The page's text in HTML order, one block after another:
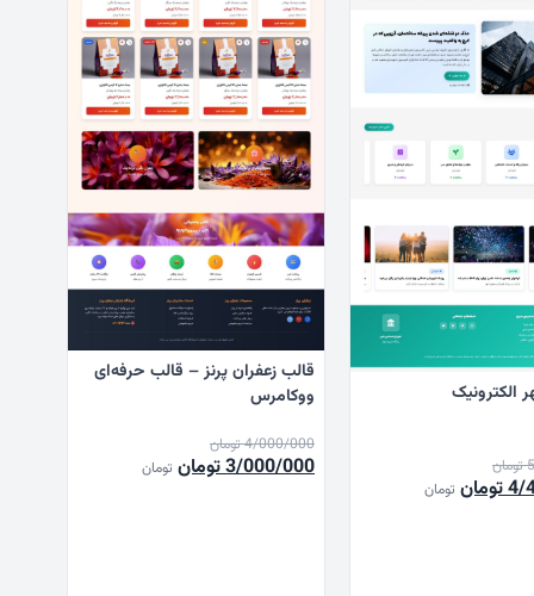
الکترونیک
تومان
4/تومانقیمت
تومان
قالب زعفران پرنز – قالب حرفه‌ای
ووکامرس
4/000/000تومان
قیمت
3/000/000تومانقیمت
تومان